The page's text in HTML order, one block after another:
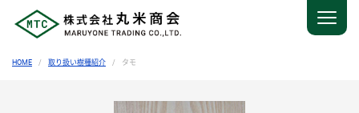
HOME 取り扱い樹種紹介 タモ